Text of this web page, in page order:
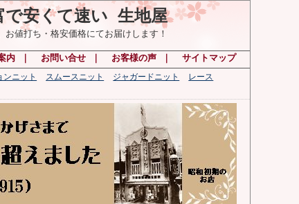
安くて速い 生地屋
値打ち・格安価格にてお届けします！
内 お問い合せ お客様の声 サイトマップ
ンニット スムースニット ジャガードニット
レース